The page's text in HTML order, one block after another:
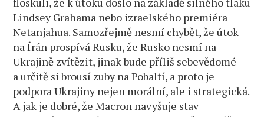
Lindsey Grahama nebo izraelského premiéra
Netanjahua. Samozřejmě nesmí chybět, že útok
na Írán prospívá Rusku, že Rusko nesmí na
Ukrajině zvítězit, jinak bude příliš sebevědomé
a určitě si brousí zuby na Pobaltí, a proto je
podpora Ukrajiny nejen morální, ale i strategická.
A jak je dobré, že Macron navyšuje stav